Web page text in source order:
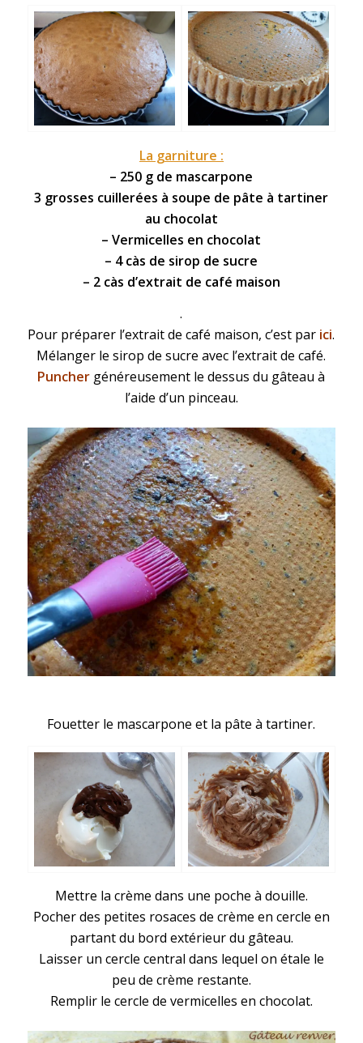
La garniture :
– 250 g de mascarpone
3 grosses cuillerées à soupe de pâte à tartiner
au chocolat
– Vermicelles en chocolat
– 4 càs de sirop de sucre
– 2 càs d’extrait de café maison
.
Pour préparer l’extrait de café maison, c’est par ici.
Mélanger le sirop de sucre avec l’extrait de café.
Puncher généreusement le dessus du gâteau à
l’aide d’un pinceau.
Fouetter le mascarpone et la pâte à tartiner.
Mettre la crème dans une poche à douille.
Pocher des petites rosaces de crème en cercle en
partant du bord extérieur du gâteau.
Laisser un cercle central dans lequel on étale le
peu de crème restante.
Remplir le cercle de vermicelles en chocolat.